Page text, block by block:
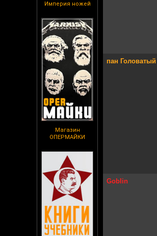
Империя ножей
Магазин
ОПЕРМАЙКИ
пан Головатый
Goblin